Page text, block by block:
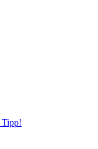
Tipp!